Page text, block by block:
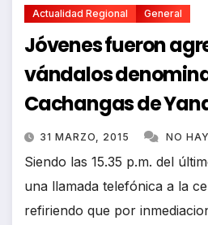
Actualidad Regional General
Jóvenes fueron agredidos por
vándalos
Cachangas de
31 MARZO, 2015 NO
Siendo las 15.35 p.m. del
una llamada telefónica a la
refiriendo que por